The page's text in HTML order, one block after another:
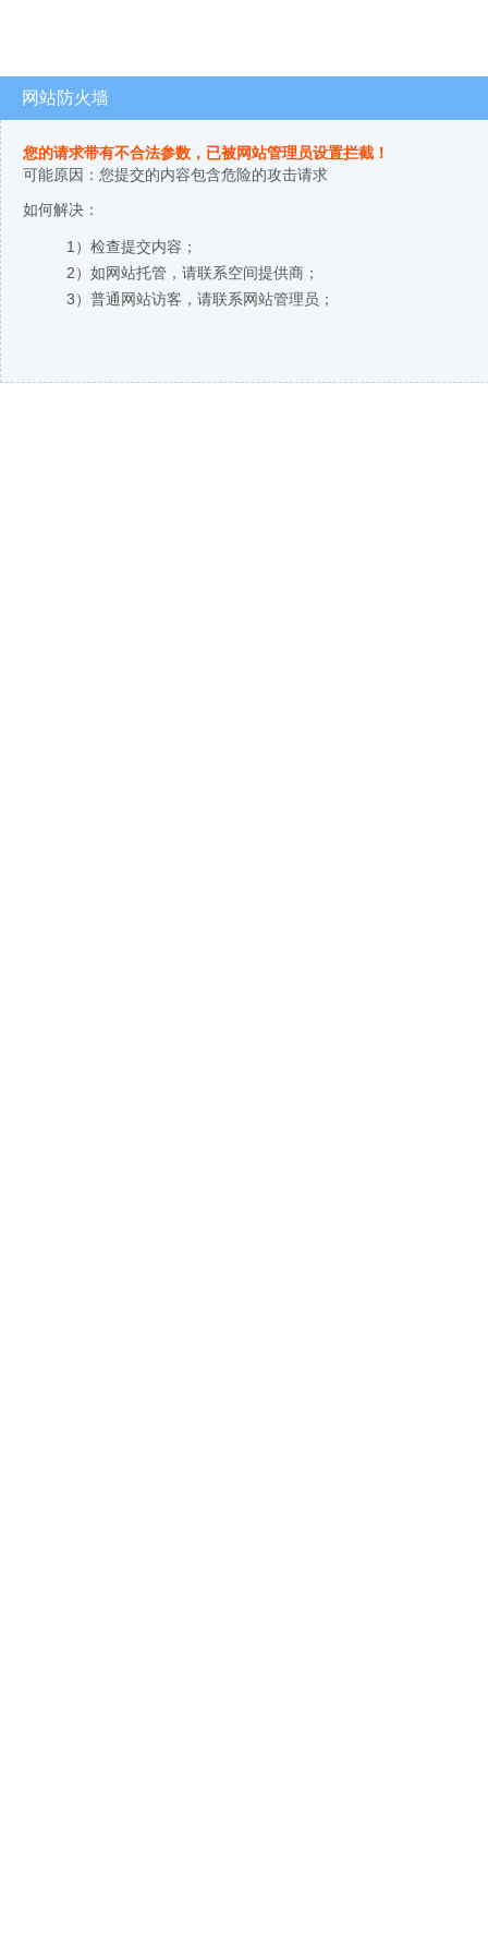
网站防火墙
您的请求带有不合法参数，已被网站管理员设置拦截！
可能原因：您提交的内容包含危险的攻击请求
如何解决：
1）检查提交内容；
2）如网站托管，请联系空间提供商；
3）普通网站访客，请联系网站管理员；